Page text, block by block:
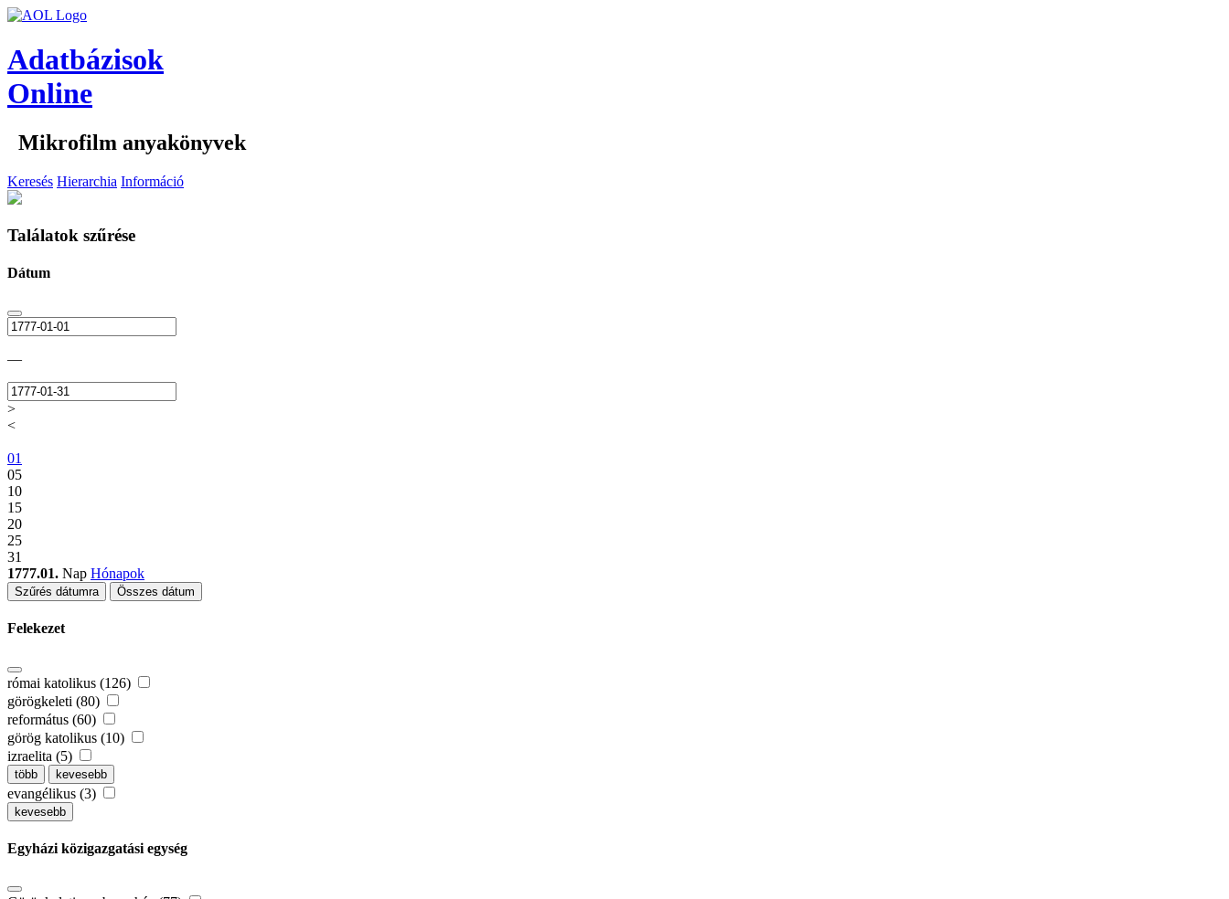
Adatbázisok
Online
Mikrofilm anyakönyvek
Keresés Hierarchia Információ
Találatok szűrése
Dátum
—
>
<
01
05
10
15
20
25
31
1777.01. Nap Hónapok
Szűrés dátumra Összes dátum
Felekezet
római katolikus (126)
görögkeleti (80)
református (60)
görög katolikus (10)
izraelita (5)
több kevesebb
evangélikus (3)
kevesebb
Egyházi közigazgatási egység